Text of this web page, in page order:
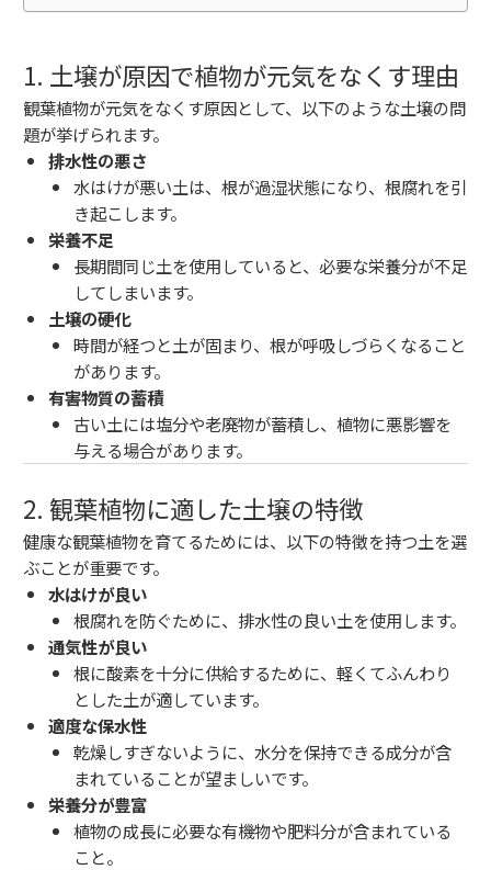
1. 土壌が原因で植物が元気をなくす理由
観葉植物が元気をなくす原因として、以下のような土壌の問
題が挙げられます。
排水性の悪さ
水はけが悪い土は、根が過湿状態になり、根腐れを引
き起こします。
栄養不足
長期間同じ土を使用していると、必要な栄養分が不足
してしまいます。
土壌の硬化
時間が経つと土が固まり、根が呼吸しづらくなること
があります。
有害物質の蓄積
古い土には塩分や老廃物が蓄積し、植物に悪影響を
与える場合があります。
2. 観葉植物に適した土壌の特徴
健康な観葉植物を育てるためには、以下の特徴を持つ土を選
ぶことが重要です。
水はけが良い
根腐れを防ぐために、排水性の良い土を使用します。
通気性が良い
根に酸素を十分に供給するために、軽くてふんわり
とした土が適しています。
適度な保水性
乾燥しすぎないように、水分を保持できる成分が含
まれていることが望ましいです。
栄養分が豊富
植物の成長に必要な有機物や肥料分が含まれている
こと。